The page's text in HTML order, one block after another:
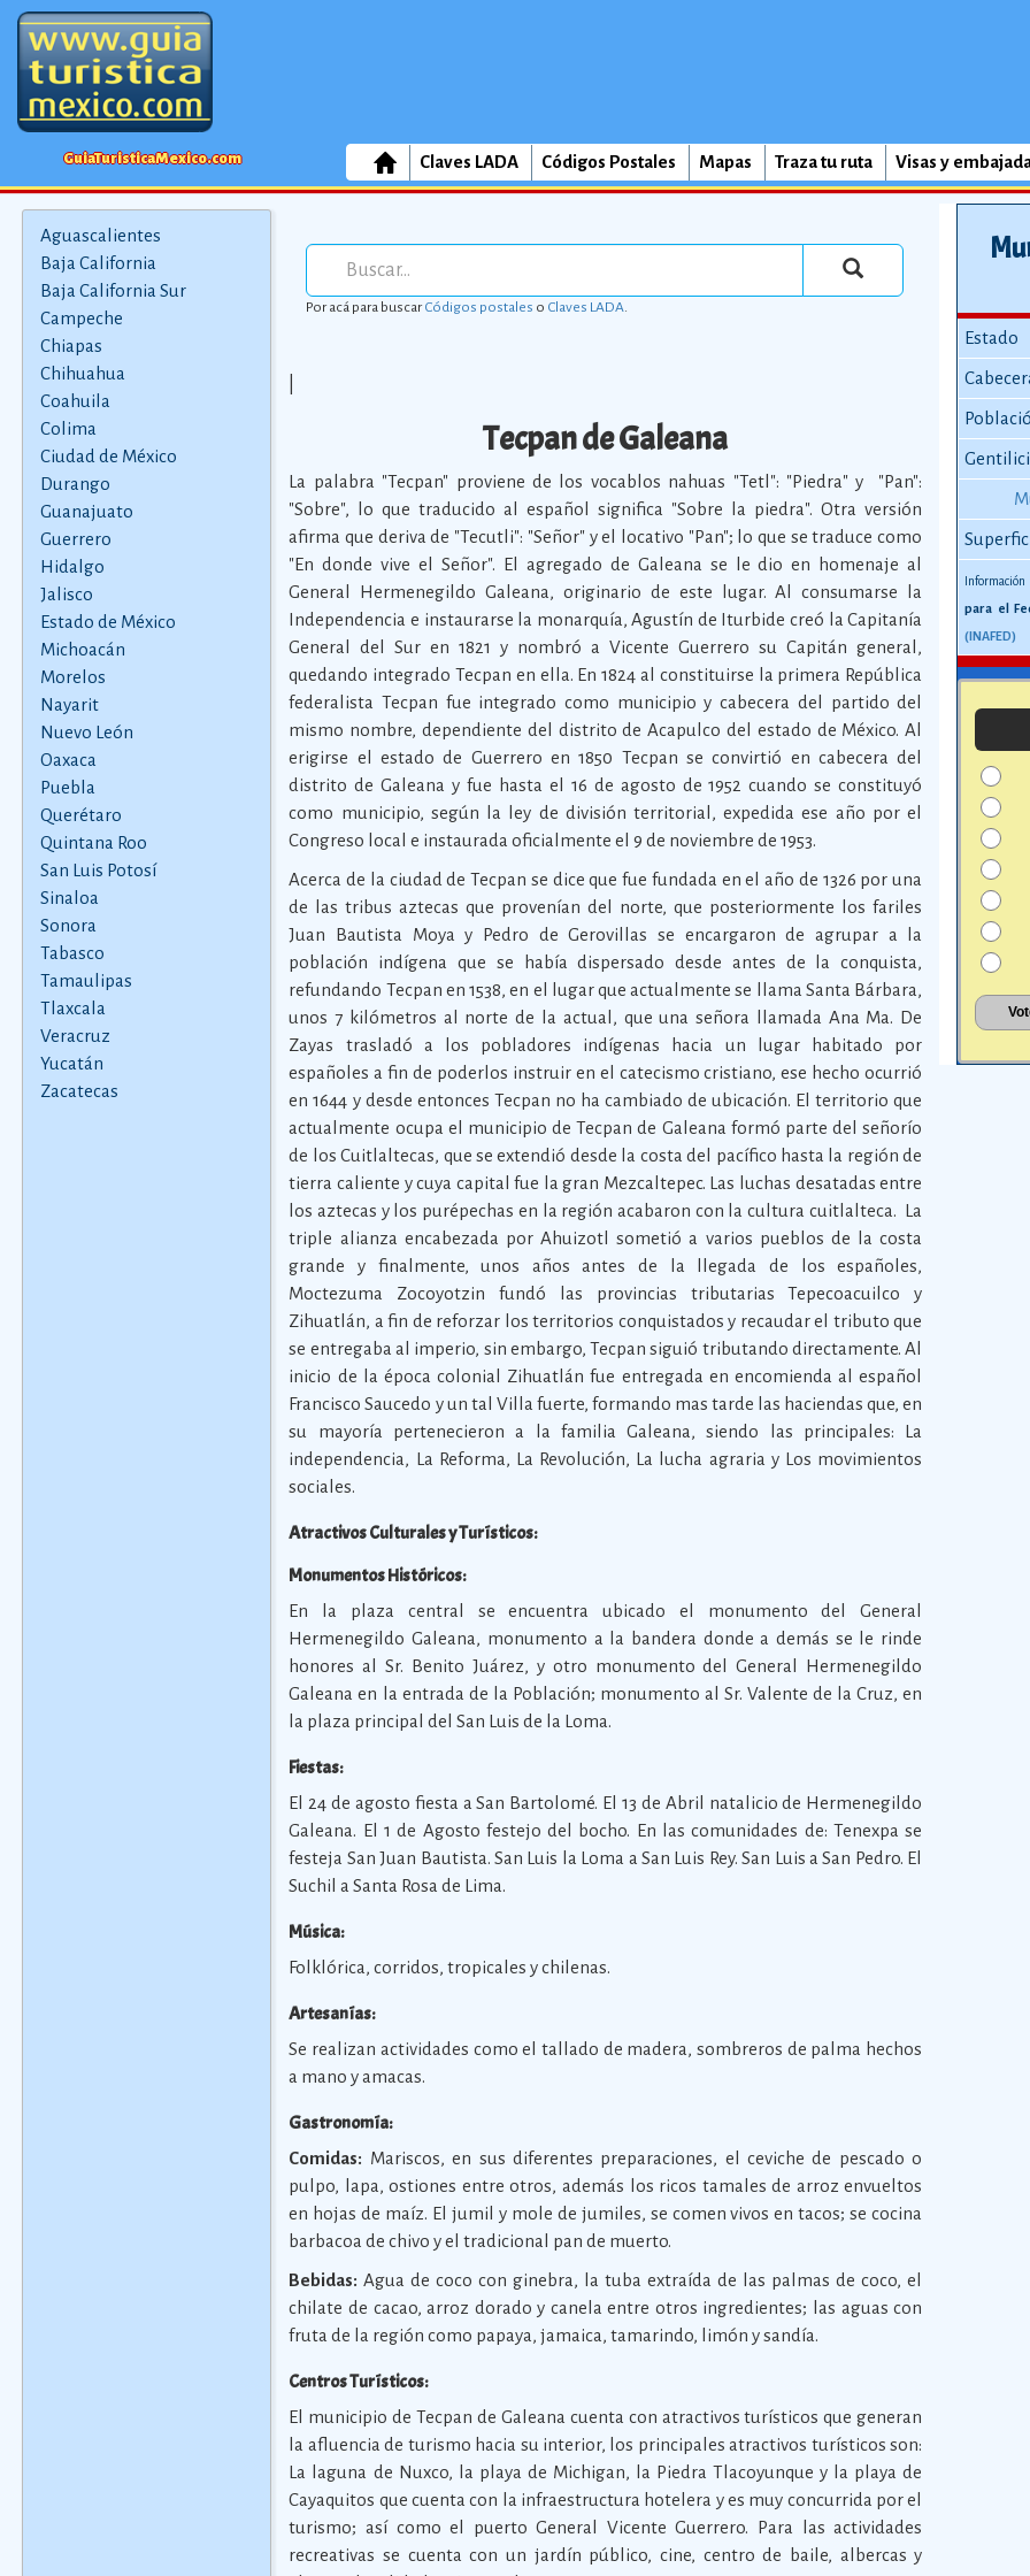
GuiaTuristicaMexico.com Claves LADA Códigos Postales Mapas Traza tu ruta Visas y
Aguascalientes
Baja California
Baja California Sur
Campeche
Chiapas
Chihuahua
Coahuila
Colima
Ciudad de México
Durango
Guanajuato
Guerrero
Hidalgo
Jalisco
Estado de México
Michoacán
Morelos
Nayarit
Nuevo León
Oaxaca
Puebla
Querétaro
Quintana Roo
San Luis Potosí
Sinaloa
Sonora
Tabasco
Tamaulipas
Tlaxcala
Veracruz
Yucatán
Zacatecas
Por acá para buscarCódigos postales o Claves LADA.
Tecpan de Galeana
La palabra "Tecpan" proviene de los vocablos nahuas "Tetl": "Piedra" y "Pan":
"Sobre", lo que traducido al español significa "Sobre la piedra". Otra versión
afirma que deriva de "Tecutli": "Señor" y el locativo "Pan"; lo que se traduce como
"En donde vive el Señor". El agregado de Galeana se le dio en homenaje al
General Hermenegildo Galeana, originario de este lugar. Al consumarse la
Independencia e instaurarse la monarquía, Agustín de Iturbide creó la Capitanía
General del Sur en 1821 y nombró a Vicente Guerrero su Capitán general,
quedando integrado Tecpan en ella. En 1824 al constituirse la primera República
federalista Tecpan fue integrado como municipio y cabecera del partido del
mismo nombre, dependiente del distrito de Acapulco del estado de México. Al
erigirse el estado de Guerrero en 1850 Tecpan se convirtió en cabecera del
distrito de Galeana y fue hasta el 16 de agosto de 1952 cuando se constituyó
como municipio, según la ley de división territorial, expedida ese año por el
Congreso local e instaurada oficialmente el 9 de noviembre de 1953.
Acerca de la ciudad de Tecpan se dice que fue fundada en el año de 1326 por una
de las tribus aztecas que provenían del norte, que posteriormente los fariles
Juan Bautista Moya y Pedro de Gerovillas se encargaron de agrupar a la
población indígena que se había dispersado desde antes de la conquista,
refundando Tecpan en 1538, en el lugar que actualmente se llama Santa Bárbara,
unos 7 kilómetros al norte de la actual, que una señora llamada Ana Ma. De
Zayas trasladó a los pobladores indígenas hacia un lugar habitado por
españoles a fin de poderlos instruir en el catecismo cristiano, ese hecho ocurrió
en 1644 y desde entonces Tecpan no ha cambiado de ubicación. El territorio que
actualmente ocupa el municipio de Tecpan de Galeana formó parte del señorío
de los Cuitlaltecas, que se extendió desde la costa del pacífico hasta la región de
tierra caliente y cuya capital fue la gran Mezcaltepec. Las luchas desatadas entre
los aztecas y los purépechas en la región acabaron con la cultura cuitlalteca. La
triple alianza encabezada por Ahuizotl sometió a varios pueblos de la costa
grande y finalmente, unos años antes de la llegada de los españoles,
Moctezuma Zocoyotzin fundó las provincias tributarias Tepecoacuilco y
Zihuatlán, a fin de reforzar los territorios conquistados y recaudar el tributo que
se entregaba al imperio, sin embargo, Tecpan siguió tributando directamente. Al
inicio de la época colonial Zihuatlán fue entregada en encomienda al español
Francisco Saucedo y un tal Villa fuerte, formando mas tarde las haciendas que, en
su mayoría pertenecieron a la familia Galeana, siendo las principales: La
independencia, La Reforma, La Revolución, La lucha agraria y Los movimientos
sociales.
Atractivos Culturales y Turísticos:
Monumentos Históricos:
En la plaza central se encuentra ubicado el monumento del General
Hermenegildo Galeana, monumento a la bandera donde a demás se le rinde
honores al Sr. Benito Juárez, y otro monumento del General Hermenegildo
Galeana en la entrada de la Población; monumento al Sr. Valente de la Cruz, en
la plaza principal del San Luis de la Loma.
Fiestas:
El 24 de agosto fiesta a San Bartolomé. El 13 de Abril natalicio de Hermenegildo
Galeana. El 1 de Agosto festejo del bocho. En las comunidades de: Tenexpa se
festeja San Juan Bautista. San Luis la Loma a San Luis Rey. San Luis a San Pedro. El
Suchil a Santa Rosa de Lima.
Música:
Folklórica, corridos, tropicales y chilenas.
Artesanías:
Se realizan actividades como el tallado de madera, sombreros de palma hechos
a mano y amacas.
Gastronomía:
Comidas: Mariscos, en sus diferentes preparaciones, el ceviche de pescado o
pulpo, lapa, ostiones entre otros, además los ricos tamales de arroz envueltos
en hojas de maíz. El jumil y mole de jumiles, se comen vivos en tacos; se cocina
barbacoa de chivo y el tradicional pan de muerto.
Bebidas: Agua de coco con ginebra, la tuba extraída de las palmas de coco, el
chilate de cacao, arroz dorado y canela entre otros ingredientes; las aguas con
fruta de la región como papaya, jamaica, tamarindo, limón y sandía.
Centros Turísticos:
El municipio de Tecpan de Galeana cuenta con atractivos turísticos que generan
la afluencia de turismo hacia su interior, los principales atractivos turísticos son:
La laguna de Nuxco, la playa de Michigan, la Piedra Tlacoyunque y la playa de
Cayaquitos que cuenta con la infraestructura hotelera y es muy concurrida por el
turismo; así como el puerto General Vicente Guerrero. Para las actividades
recreativas se cuenta con un jardín público, cine, centro de baile, albercas y
Estado
para el
(INAFED)